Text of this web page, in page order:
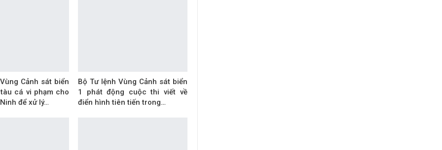
Cảnh sát biển
cá vi phạm cho
để xử lý…
Bộ Tư lệnh Vùng Cảnh sát biển
1 phát động cuộc thi viết về
điển hình tiên tiến trong…